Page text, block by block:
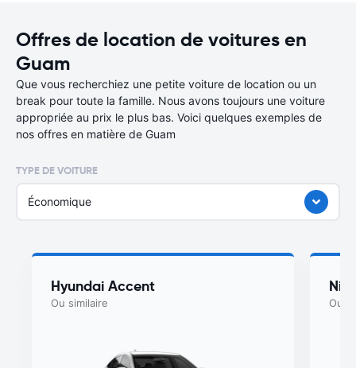
Offres de location de voitures en
Guam
Que vous recherchiez une petite voiture de location ou un
break pour toute la famille. Nous avons toujours une voiture
appropriée au prix le plus bas. Voici quelques exemples de
nos offres en matière de Guam
TYPE DE VOITURE
Économique
Hyundai Accent
Ou similaire Ou